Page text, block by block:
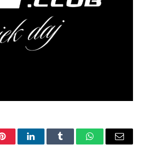
PinterestLinkedInTumblr WhatsAppEmail